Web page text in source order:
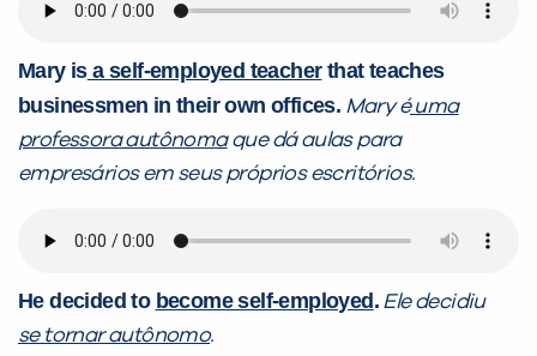
Mary isa self-employed teacherthat teaches
businessmen in their own offices. Mary éuma
professora autônomaque dá aulas para
empresários em seus próprios escritórios.
He decided to become self-employed . Ele decidiu
se tornar autônomo.